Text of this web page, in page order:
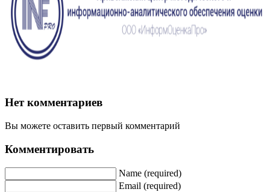
Нет комментариев
Вы можете оставить первый комментарий
Комментировать
Name (required)
Email (required)